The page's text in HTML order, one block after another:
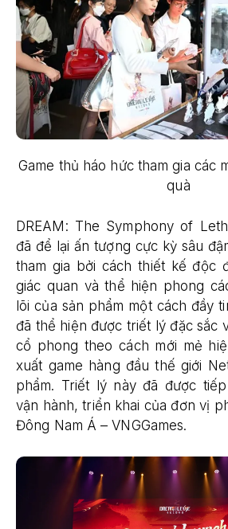
Game thủ háo hức tham gia các
quà
DREAM: The Symphony of
đã để lại ấn tượng cực kỳ sâu
tham gia bởi cách thiết kế độc
giác quan và thể hiện phong
lõi của sản phẩm một cách đầy
đã thể hiện được triết lý đặc sắc
cổ phong theo cách mới mẻ
xuất game hàng đầu thế giới
phẩm. Triết lý này đã được
vận hành, triển khai của đơn vị
Đông Nam Á – VNGGames.